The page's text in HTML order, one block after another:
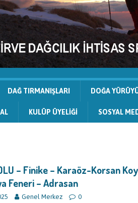
DAĞ TIRMANIŞLARI DOĞA
KULÜP ÜYELIĞI SOSYAL
– Finike – Karaöz-Korsan
Feneri – Adrasan
Genel Merkez 0